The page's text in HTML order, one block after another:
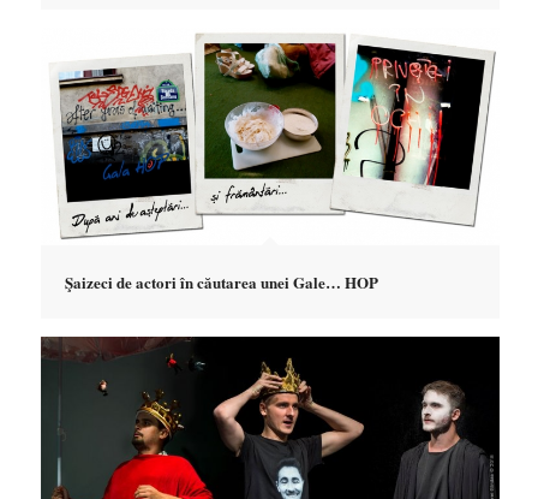
Şaizeci de actori în căutarea unei Gale… HOP